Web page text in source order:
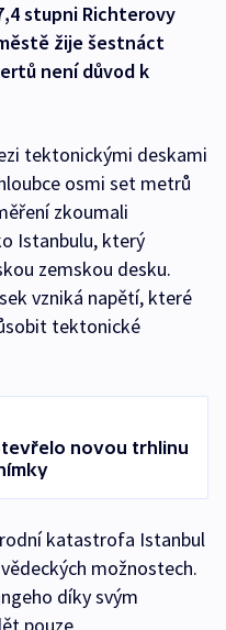
stupni Richterovy
žije šestnáct
není důvod k
tektonickými deskami
osmi set metrů
zkoumali
Istanbulu, který
zemskou desku.
vzniká napětí, které
tektonické
novou trhlinu
katastrofa Istanbul
možnostech.
díky svým